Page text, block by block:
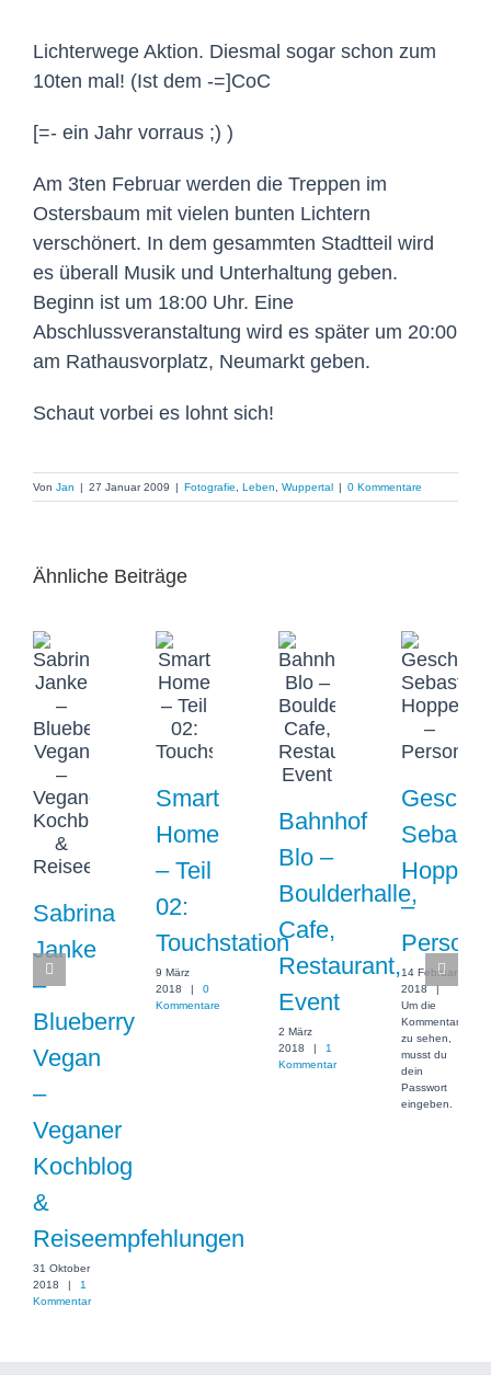
Lichterwege Aktion. Diesmal sogar schon zum
10ten mal! (Ist dem -=]CoC
[=- ein Jahr vorraus ;) )
Am 3ten Februar werden die Treppen im
Ostersbaum mit vielen bunten Lichtern
verschönert. In dem gesammten Stadtteil wird
es überall Musik und Unterhaltung geben.
Beginn ist um 18:00 Uhr. Eine
Abschlussveranstaltung wird es später um 20:00
am Rathausvorplatz, Neumarkt geben.
Schaut vorbei es lohnt sich!
Von Jan | 27 Januar 2009 | Fotografie Leben Wuppertal | 0 Kommentare
Ähnliche Beiträge
Sabrina
Janke
–
Blueberry
Vegan
–
Veganer
Kochblog
&
Reiseempfehlungen
31 Oktober
2018
|
1
Kommentar
Smart
Home
– Teil
02:
Touchstation
9 März
2018
|
0
Kommentare
Bahnhof
Blo –
Boulderhalle,
Cafe,
Restaurant,
Event
2 März
2018
|
1
Kommentar
Hoppe
–
14 Februar
2018
|
Um die
Kommentare
zu sehen,
musst du
dein
Passwort
eingeben.